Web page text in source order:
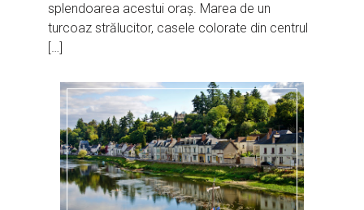
splendoarea acestui oraș. Marea de un
turcoaz strălucitor, casele colorate din centrul
[…]